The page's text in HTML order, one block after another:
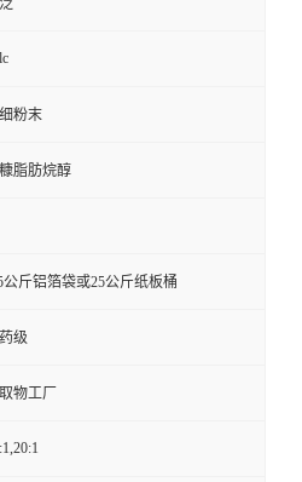
粉末
脂肪烷醇
公斤铝箔袋或25公斤纸板桶
级
物工厂